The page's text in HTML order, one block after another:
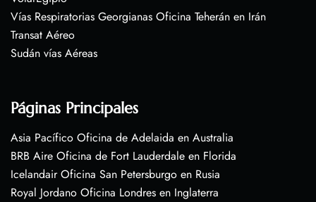
Vías Respiratorias Georgianas Oficina Teherán en Irán
Transat Aéreo
Sudán vías Aéreas
Páginas Principales
Asia Pacífico Oficina de Adelaida en Australia
BRB Aire Oficina de Fort Lauderdale en Florida
Icelandair Oficina San Petersburgo en Rusia
Royal Jordano Oficina Londres en Inglaterra